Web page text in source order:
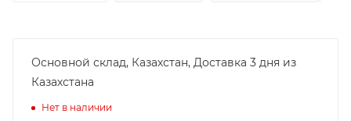
Основной склад, Казахстан, Доставка 3 дня из
Казахстана
Нет в наличии